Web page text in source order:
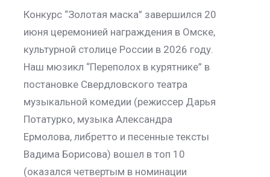
Конкурс “Золотая маска” завершился 20
июня церемонией награждения в Омске,
культурной столице России в 2026 году.
Наш мюзикл “Переполох в курятнике” в
постановке Свердловского театра
музыкальной комедии (режиссер Дарья
Потатурко, музыка Александра
Ермолова, либретто и песенные тексты
Вадима Борисова) вошел в топ 10
(оказался четвертым в номинации